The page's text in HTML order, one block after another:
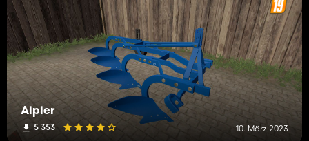
Alpler
5 353 10. März 2023